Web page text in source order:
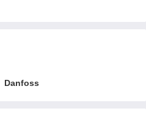
Danfoss